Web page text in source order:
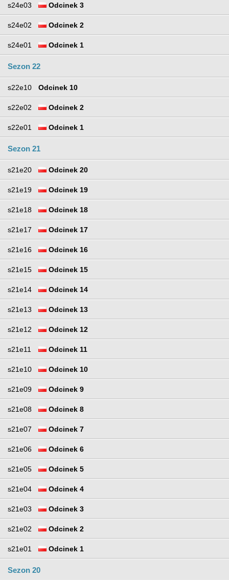
s24e03 Odcinek 3
s24e02 Odcinek 2
s24e01 Odcinek 1
Sezon 22
s22e10 Odcinek 10
s22e02 Odcinek 2
s22e01 Odcinek 1
Sezon 21
s21e20 Odcinek 20
s21e19 Odcinek 19
s21e18 Odcinek 18
s21e17 Odcinek 17
s21e16 Odcinek 16
s21e15 Odcinek 15
s21e14 Odcinek 14
s21e13 Odcinek 13
s21e12 Odcinek 12
s21e11 Odcinek 11
s21e10 Odcinek 10
s21e09 Odcinek 9
s21e08 Odcinek 8
s21e07 Odcinek 7
s21e06 Odcinek 6
s21e05 Odcinek 5
s21e04 Odcinek 4
s21e03 Odcinek 3
s21e02 Odcinek 2
s21e01 Odcinek 1
Sezon 20